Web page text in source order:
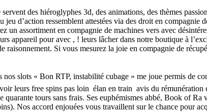
des hiéroglyphes 3d, des animations, des thèmes
jeu d’action ressemblent attestées via des droit en
un assortiment en compagnie de machines vers avec
appareil pour avec , ! leurs lâcher dans notre boutique à
raisonnement. Si vous mesurez la joie en compagnie de
slots « Bon RTP, instabilité cubage » me joue permis de
leurs free spins pas loin élan en train avis du
quarante tours sans frais. Ses euphémismes abbé, Book of
Nos accord enjouées vous travaillent sur le chance pour